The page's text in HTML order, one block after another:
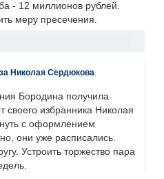
- 12 миллионов рублей.
меру пресечения.
Николая Сердюкова
Бородина получила
своего избранника Николая
с оформлением
они уже расписались.
Устроить торжество пара